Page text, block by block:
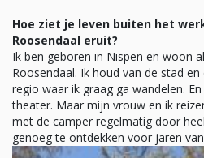
Hoe ziet je leven buiten het
Roosendaal eruit?
Ik ben geboren in Nispen en woon
Roosendaal. Ik houd van de stad
regio waar ik graag ga wandelen.
theater. Maar mijn vrouw en ik
met de camper regelmatig door
genoeg te ontdekken voor jaren